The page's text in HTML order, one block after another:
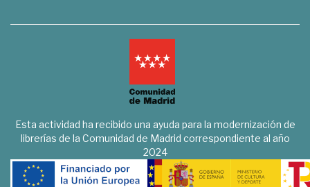
Esta actividad ha recibido una ayuda para la modernización de
librerías de la Comunidad de Madrid correspondiente al año
2024